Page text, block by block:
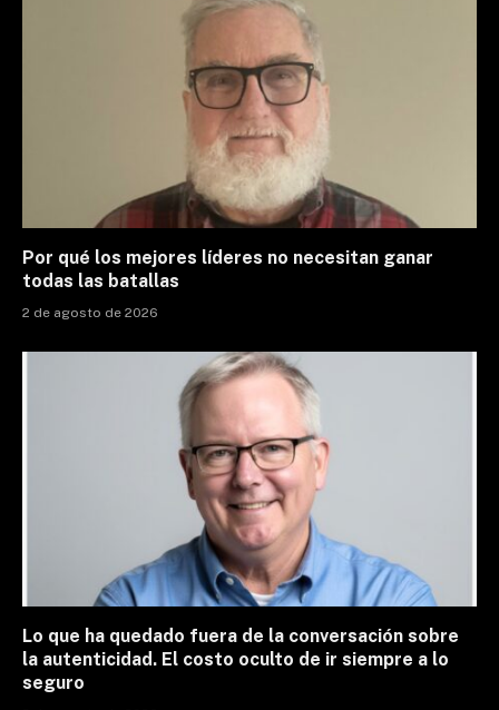
Por qué los mejores líderes no necesitan ganar
todas las batallas
2 de agosto de 2026
Lo que ha quedado fuera de la conversación sobre
la autenticidad. El costo oculto de ir siempre a lo
seguro